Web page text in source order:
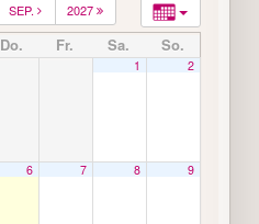
SEP. 2027
Do. Fr. Sa. So.
1 2
6 7 8 9